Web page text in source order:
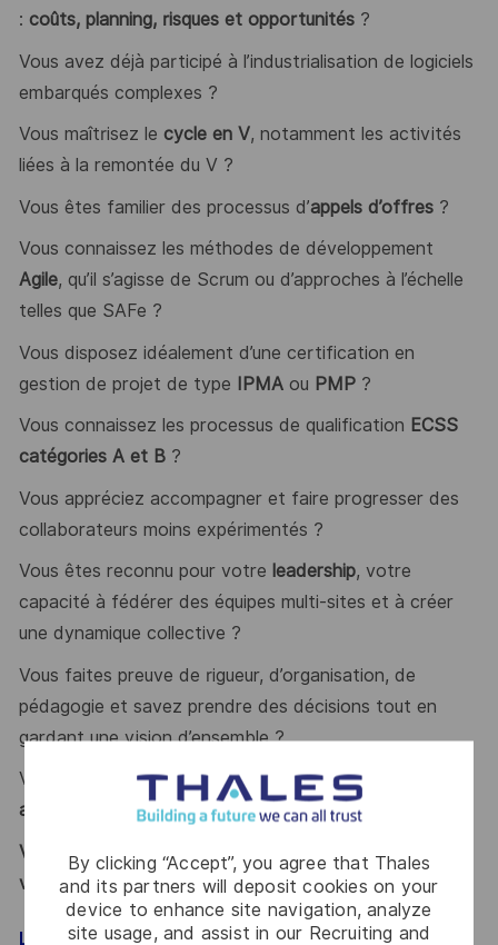
By clicking “Accept”, you agree that Thales
and its partners will deposit cookies on your
device to enhance site navigation, analyze
site usage, and assist in our Recruiting and
: coûts, planning, risques et opportunités?
Vous avez déjà participé à l’industrialisation de logiciels
embarqués complexes ?
Vous maîtrisez le cycle en V, notamment les activités
liées à la remontée du V ?
Vous êtes familier des processus d’appels d’offres?
Vous connaissez les méthodes de développement
Agile, qu’il s’agisse de Scrum ou d’approches à l’échelle
telles que SAFe ?
Vous disposez idéalement d’une certification en
gestion de projet de type IPMAou PMP?
Vous connaissez les processus de qualification ECSS
catégories A et B?
Vous appréciez accompagner et faire progresser des
collaborateurs moins expérimentés ?
Vous êtes reconnu pour votre leadership, votre
capacité à fédérer des équipes multi-sites et à créer
une dynamique collective ?
Vous faites preuve de rigueur, d’organisation, de
pédagogie et savez prendre des décisions tout en
gardant une vision d’ensemble ?
Vous êtes à l’aise pour communiquer et négocier en
anglais
, à l’écrit comme à l’oral ?
Vous vous reconnaissez ? Alors ce poste est fait pour
vous !
LE MOT DE L’ÉQUIPE